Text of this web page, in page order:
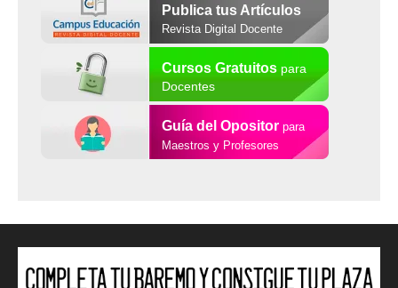
Publica tus Artículos
Revista Digital Docente
Cursos Gratuitospara
Docentes
Guía del Opositor para
Maestros y Profesores